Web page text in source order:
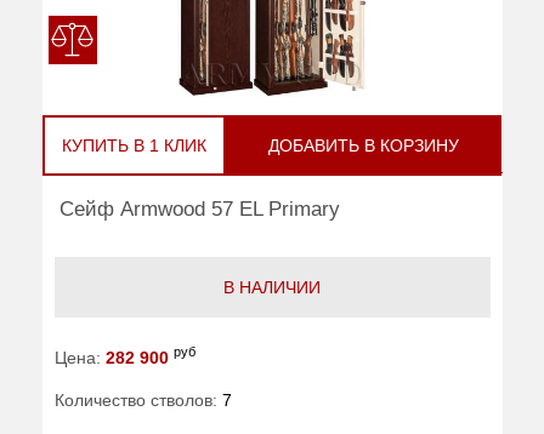
КУПИТЬ В 1 КЛИК ДОБАВИТЬ В КОРЗИНУ
Сейф Armwood 57 EL Primary
В НАЛИЧИИ
Цена: 282 900 руб
Количество стволов: 7